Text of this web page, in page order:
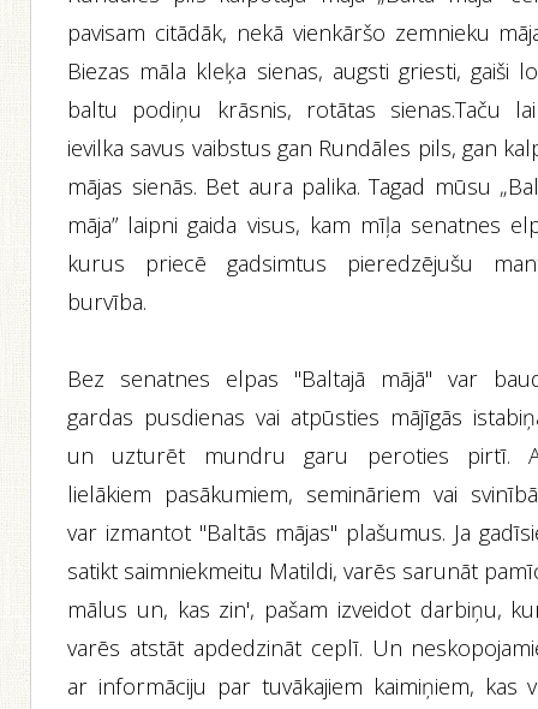
pavisam citādāk, nekā vienkāršo zemnieku
Biezas māla kleķa sienas, augsti griesti, gaiši
baltu podiņu krāsnis, rotātas sienas.Taču
ievilka savus vaibstus gan Rundāles pils, gan
mājas sienās. Bet aura palika. Tagad mūsu
māja” laipni gaida visus, kam mīļa senatnes
kurus priecē gadsimtus pieredzējušu
burvība.
Bez senatnes elpas "Baltajā mājā" var
gardas pusdienas vai atpūsties mājīgās
un uzturēt mundru garu peroties pirtī.
lielākiem pasākumiem, semināriem vai
var izmantot "Baltās mājas" plašumus. Ja
satikt saimniekmeitu Matildi, varēs sarunāt
mālus un, kas zin', pašam izveidot darbiņu,
varēs atstāt apdedzināt ceplī. Un
ar informāciju par tuvākajiem kaimiņiem, kas